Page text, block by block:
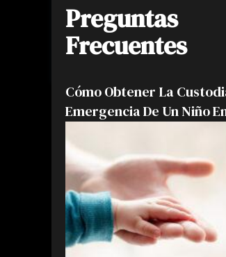
Preguntas
Frecuentes
Cómo Obtener La
Emergencia De Un Niño